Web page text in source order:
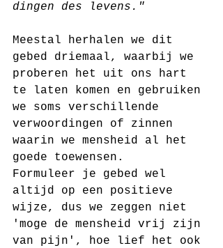
dingen des levens."
Meestal herhalen we dit
gebed driemaal, waarbij we
proberen het uit ons hart
te laten komen en gebruiken
we soms verschillende
verwoordingen of zinnen
waarin we mensheid al het
goede toewensen.
Formuleer je gebed wel
altijd op een positieve
wijze, dus we zeggen niet
'moge de mensheid vrij zijn
van pijn', hoe lief het ook